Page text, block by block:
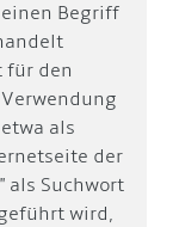
Begriff
für den
als
der
als Suchwort
wird,